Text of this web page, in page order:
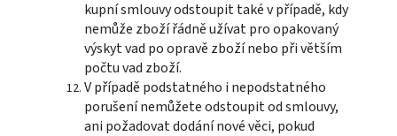
kupní smlouvy odstoupit také v případě, kdy
nemůže zboží řádně užívat pro opakovaný
výskyt vad po opravě zboží nebo při větším
počtu vad zboží.
V případě podstatného i nepodstatného
porušení nemůžete odstoupit od smlouvy,
ani požadovat dodání nové věci, pokud